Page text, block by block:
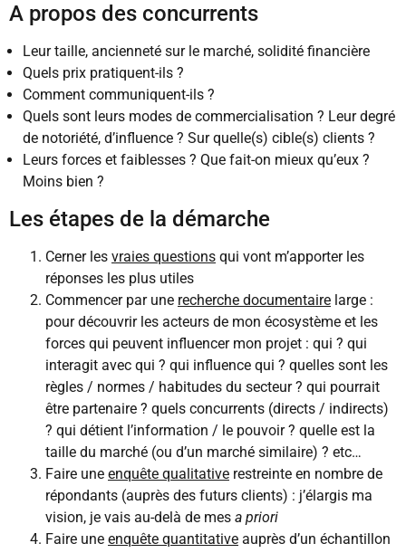
A propos des concurrents
Leur taille, ancienneté sur le marché, solidité financière
Quels prix pratiquent-ils ?
Comment communiquent-ils ?
Quels sont leurs modes de commercialisation ? Leur degré
de notoriété, d’influence ? Sur quelle(s) cible(s) clients ?
Leurs forces et faiblesses ? Que fait-on mieux qu’eux ?
Moins bien ?
Les étapes de la démarche
Cerner les vraies questions qui vont m’apporter les
réponses les plus utiles
Commencer par une recherche documentaire large :
pour découvrir les acteurs de mon écosystème et les
forces qui peuvent influencer mon projet : qui ? qui
interagit avec qui ? qui influence qui ? quelles sont les
règles / normes / habitudes du secteur ? qui pourrait
être partenaire ? quels concurrents (directs / indirects)
? qui détient l’information / le pouvoir ? quelle est la
taille du marché (ou d’un marché similaire) ? etc…
Faire une enquête qualitative restreinte en nombre de
répondants (auprès des futurs clients) : j’élargis ma
vision, je vais au-delà de mes a priori
Faire une enquête quantitative auprès d’un échantillon